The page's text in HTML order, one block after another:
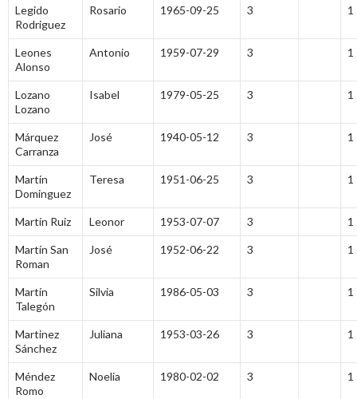
Legido
Rodriguez
Rosario 1965-09-25 3 1
Leones
Alonso
Antonio 1959-07-29 3 1
Lozano
Lozano
Isabel 1979-05-25 3 1
Márquez
Carranza
José 1940-05-12 3 1
Martín
Dominguez
Teresa 1951-06-25 3 1
Martín Ruiz Leonor 1953-07-07 3 1
Martín San
Roman
José 1952-06-22 3 1
Martín
Talegón
Silvia 1986-05-03 3 1
Martinez
Sánchez
Juliana 1953-03-26 3 1
Méndez
Romo
Noelia 1980-02-02 3 1